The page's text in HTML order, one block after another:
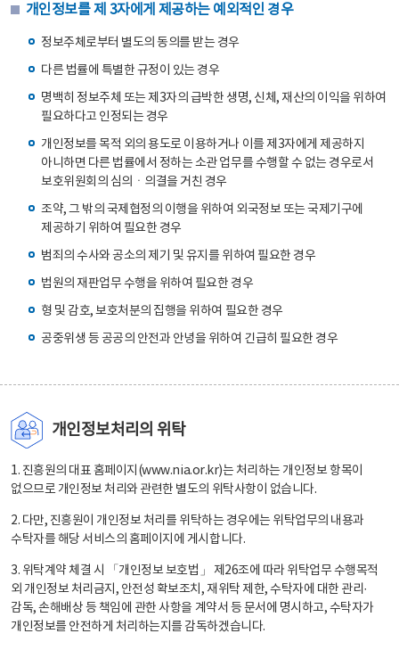
개인정보를 제 3자에게 제공하는 예외적인 경우
정보주체로부터 별도의 동의를 받는 경우
다른 법률에 특별한 규정이 있는 경우
명백히 정보주체 또는 제3자의 급박한 생명, 신체, 재산의 이익을 위하여
필요하다고 인정되는 경우
개인정보를 목적 외의 용도로 이용하거나 이를 제3자에게 제공하지
아니하면 다른 법률에서 정하는 소관 업무를 수행할 수 없는 경우로서
보호위원회의 심의ㆍ의결을 거친 경우
조약, 그 밖의 국제협정의 이행을 위하여 외국정보 또는 국제기구에
제공하기 위하여 필요한 경우
범죄의 수사와 공소의 제기 및 유지를 위하여 필요한 경우
법원의 재판업무 수행을 위하여 필요한 경우
형 및 감호, 보호처분의 집행을 위하여 필요한 경우
공중위생 등 공공의 안전과 안녕을 위하여 긴급히 필요한 경우
개인정보처리의 위탁
1. 진흥원의 대표 홈페이지(www.nia.or.kr)는 처리하는 개인정보 항목이
없으므로 개인정보 처리와 관련한 별도의 위탁사항이 없습니다.
2. 다만, 진흥원이 개인정보 처리를 위탁하는 경우에는 위탁업무의 내용과
수탁자를 해당 서비스의 홈페이지에 게시합니다.
3. 위탁계약 체결 시 「개인정보 보호법」 제26조에 따라 위탁업무 수행목적
외 개인정보 처리금지, 안전성 확보조치, 재위탁 제한, 수탁자에 대한 관리·
감독, 손해배상 등 책임에 관한 사항을 계약서 등 문서에 명시하고, 수탁자가
개인정보를 안전하게 처리하는지를 감독하겠습니다.